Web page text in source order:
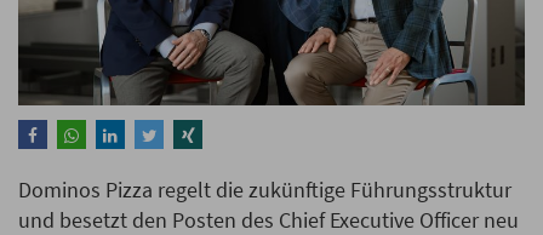
Dominos Pizza regelt die zukünftige Führungsstruktur
und besetzt den Posten des Chief Executive Officer neu